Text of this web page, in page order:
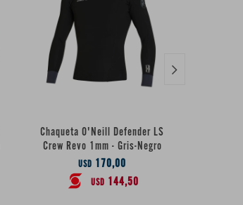
Chaqueta O'Neill Defender LS
Crew Revo 1mm - Gris-Negro
USD 170,00
USD 144,50
